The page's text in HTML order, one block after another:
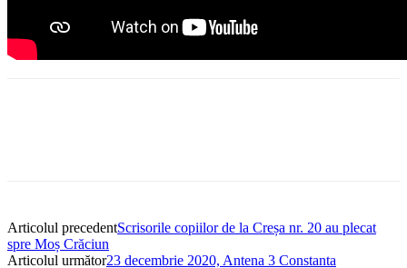
Articolul precedentScrisorile copiilor de la Creșa nr. 20 au plecat
spre Moș Crăciun
Articolul următor23 decembrie 2020, Antena 3 Constanta